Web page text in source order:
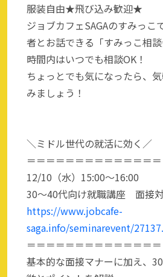
服装自由★飛び込み歓迎★
ジョブカフェSAGAのすみっこ
者とお話できる「すみっこ相談
時間内はいつでも相談OK！
ちょっとでも気になったら、
みましょう！
＼ミドル世代の就活に効く／
＝＝＝＝＝＝＝＝＝＝＝＝＝＝
12/10（水）15:00～16:00
30～40代向け就職講座 面接対
https://www.jobcafe-
saga.info/seminarevent/
＝＝＝＝＝＝＝＝＝＝＝＝＝＝
基本的な面接マナーに加え、